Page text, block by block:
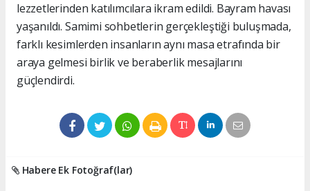
lezzetlerinden katılımcılara ikram edildi. Bayram havası
yaşanıldı. Samimi sohbetlerin gerçekleştiği buluşmada,
farklı kesimlerden insanların aynı masa etrafında bir
araya gelmesi birlik ve beraberlik mesajlarını
güçlendirdi.
Habere Ek Fotoğraf(lar)